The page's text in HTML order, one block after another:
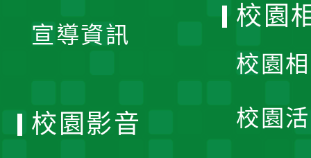
宣導資訊
校園
校園
校園
校園影音